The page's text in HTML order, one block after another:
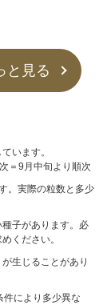
と見る
います。
＝9月中旬より順次
。実際の粒数と多少
子があります。必
ください。
生じることがあり
件により多少異な